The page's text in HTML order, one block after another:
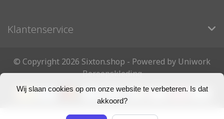
Wij slaan cookies op om onze website te verbeteren. Is dat
akkoord?
Klantenservice
© Copyright 2026 Sixton.shop - Powered by Uniwork
Beroepskleding